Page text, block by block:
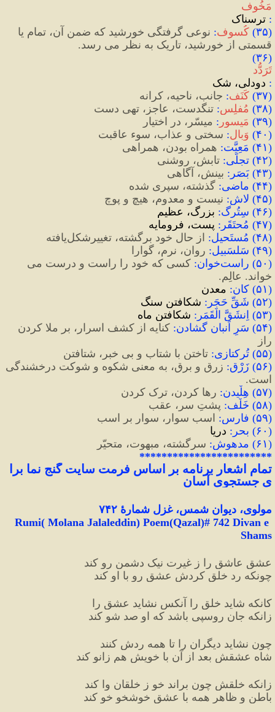
مَخُوف
: ترسناک
(۳۵) کُسوف:
قسمتی از خورشید، تاریک به نظر می رسد.
(۳۶)
تَرَدُّد
: دودلی، شک
(٣۷) کَنَف: جانب، ناحیه، کرانه
(۳۸) مُفلِس: تنگدست، عاجز، تهی دست
(۳۹) مَیسور : میسّر، در اختیار
( ۴۰) وَبال: سختی و عذاب، سوء عاقبت
(۴۱) مَعِیَّت: همراه بودن، همراهی
(۴۲) تجلّی: تابش، روشنی
(۴۳) بَصَر : بینش، آگاهی
(۴۴) ماضی: گذشته، سپری شده
(۴۵) لاش: نیست و معدوم، هیچ و پوچ
(۴۶) سِتُرگ:
بزرگ، عظیم
(۴۷) مُحتَقَر:
پست، فرومایه
(۴۸) مُستَحیل: از حال خود برگشته، تغییر‌شکل‌یافته
(۴۹) سَلسَبیل: روان، نرم، گوارا
( ۵۰) راستخوان:
خواند. عالِم.
(۵۱) کان:
معدن
(۵۲) شَقِّ حَجَر:
شکافتن سنگ
(۵۳) اِنشَقَّ الْقَمَر:
شکافتن ماه
(۵۴) سَرِ اَنبان گشادن:
راز
(۵۵) تُرکتازی: تاختن با شتاب و بی خبر، شتافتن
(۵۶) زَرْق:
است.
(۵۷) هِلْیدن: رها کردن، ترک کردن
(۵۸) خَلْف: پشتِ سر، عقب
(۵۹) فارِس: اسب سوار، سوار بر اسب
(۶۰) بحر:
دریا
(۶۱) مدهوش: سرگشته، مبهوت، متحیّر
************************
تمام اشعار برنامه بر اساس فرمت سایت گنج نما برا
ی جستجوی آسان
مولوی، دیوان شمس، غزل شمارهٔ ۷۴۲
Rumi( Molana Jalaleddin) Poem(Qazal)# 742 Divan e
Shams
عشق عاشق را ز غیرت نیک دشمن رو کند
چونکه رد خلق کردش عشق رو با او کند
کانکه شاید خلق را آنکس نشاید عشق را
زانکه جان روسپی باشد که او صد شو کند
چون نشاید دیگران را تا همه ردش کنند
شاه عشقش بعد از آن با خویش هم زانو کند
زانکه خلقش چون براند خو ز خلقان وا کند
باطن و ظاهر همه با عشق خوشخو خو کند